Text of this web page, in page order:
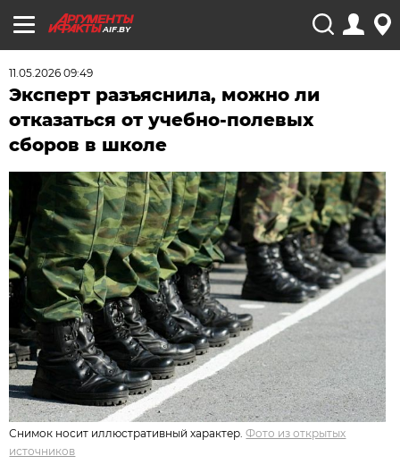
AIF.BY
11.05.2026 09:49
Эксперт разъяснила, можно ли
отказаться от учебно-полевых
сборов в школе
Снимок носит иллюстративный характер.Фото из открытых
источников